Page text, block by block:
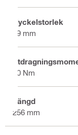
Nyckelstorlek
19 mm
50 Nm
Längd
256 mm